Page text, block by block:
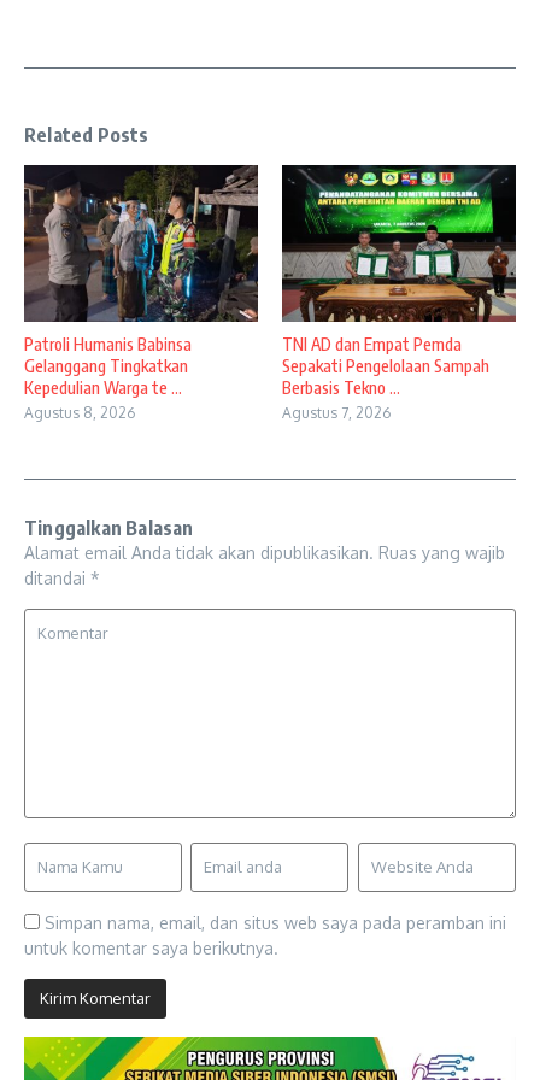
Related Posts
Patroli Humanis Babinsa
Gelanggang Tingkatkan
Kepedulian Warga te ...
Agustus 8, 2026
TNI AD dan Empat Pemda
Sepakati Pengelolaan Sampah
Berbasis Tekno ...
Agustus 7, 2026
Tinggalkan Balasan
Alamat email Anda tidak akan dipublikasikan. Ruas yang wajib
ditandai *
Simpan nama, email, dan situs web saya pada peramban ini
untuk komentar saya berikutnya.